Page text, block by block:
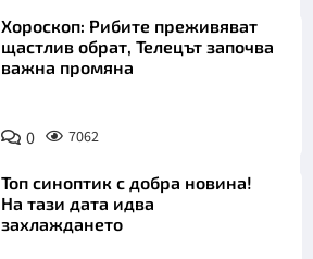
Хороскоп: Рибите преживяват
щастлив обрат, Телецът започва
важна промяна
0 7062
Топ синоптик с добра новина!
На тази дата идва
захлаждането